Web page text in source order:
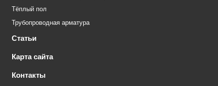
Тёплый пол
Трубопроводная арматура
Статьи
Карта сайта
Контакты